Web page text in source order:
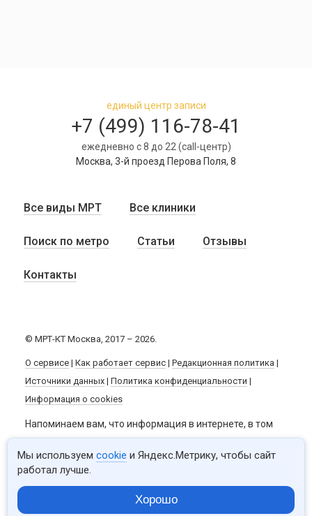
единый центр записи
+7 (499) 116-78-41
ежедневно с 8 до 22 (call-центр)
Москва, 3-й проезд Перова Поля, 8
Все виды МРТ Все клиники
Поиск по метро Статьи Отзывы
Контакты
© МРТ-КТ Москва, 2017 – 2026.
О сервисе| Как работает сервис| Редакционная политика |
Источники данных| Политика конфиденциальности |
Информация о cookies
Напоминаем вам, что информация в интернете, в том
медицинскую помощь. Обязательно
Мы используем cookie и Яндекс.Метрику, чтобы сайт
работал лучше.
Хорошо